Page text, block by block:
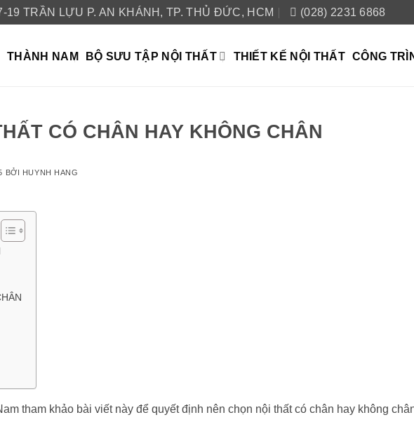
19 TRẦN LỰU P. AN KHÁNH, TP. THỦ ĐỨC, HCM (028) 2231 6868
THÀNH NAM BỘ SƯU TẬP NỘI THẤT THIẾT KẾ NỘI THẤT CÔNG
CÓ CHÂN HAY KHÔNG CHÂN
BỞI HUYNH HANG
tham khảo bài viết này để quyết định nên chọn nội thất có chân hay không